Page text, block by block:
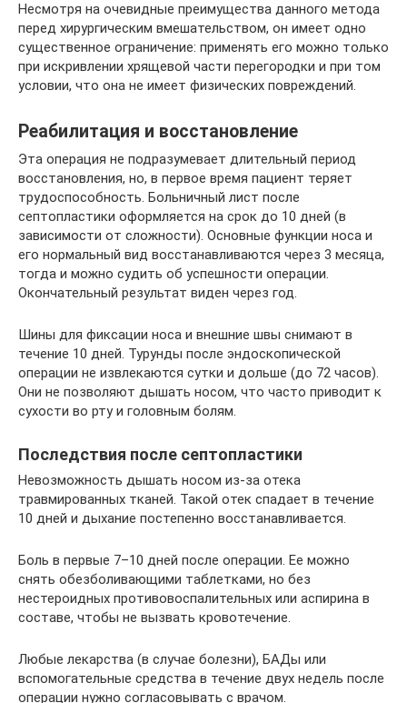
Несмотря на очевидные преимущества данного метода
перед хирургическим вмешательством, он имеет одно
существенное ограничение: применять его можно только
при искривлении хрящевой части перегородки и при том
условии, что она не имеет физических повреждений.
Реабилитация и восстановление
Эта операция не подразумевает длительный период
восстановления, но, в первое время пациент теряет
трудоспособность. Больничный лист после
септопластики оформляется на срок до 10 дней (в
зависимости от сложности). Основные функции носа и
его нормальный вид восстанавливаются через 3 месяца,
тогда и можно судить об успешности операции.
Окончательный результат виден через год.
Шины для фиксации носа и внешние швы снимают в
течение 10 дней. Турунды после эндоскопической
операции не извлекаются сутки и дольше (до 72 часов).
Они не позволяют дышать носом, что часто приводит к
сухости во рту и головным болям.
Последствия после септопластики
Невозможность дышать носом из-за отека
травмированных тканей. Такой отек спадает в течение
10 дней и дыхание постепенно восстанавливается.
Боль в первые 7–10 дней после операции. Ее можно
снять обезболивающими таблетками, но без
нестероидных противовоспалительных или аспирина в
составе, чтобы не вызвать кровотечение.
Любые лекарства (в случае болезни), БАДы или
вспомогательные средства в течение двух недель после
операции нужно согласовывать с врачом.